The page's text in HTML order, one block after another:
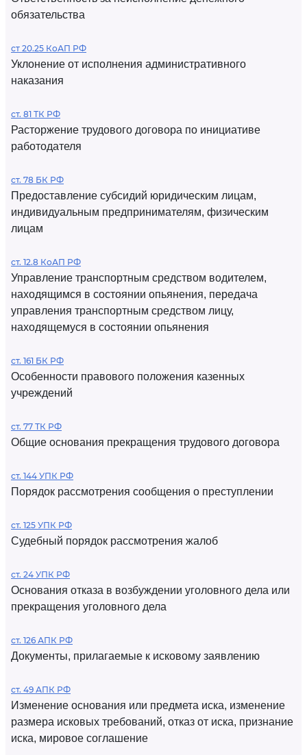
обязательства
ст 20.25 КоАП РФ
Уклонение от исполнения административного
наказания
ст. 81 ТК РФ
Расторжение трудового договора по инициативе
работодателя
ст. 78 БК РФ
Предоставление субсидий юридическим лицам,
индивидуальным предпринимателям, физическим
лицам
ст. 12.8 КоАП РФ
Управление транспортным средством водителем,
находящимся в состоянии опьянения, передача
управления транспортным средством лицу,
находящемуся в состоянии опьянения
ст. 161 БК РФ
Особенности правового положения казенных
учреждений
ст. 77 ТК РФ
Общие основания прекращения трудового договора
ст. 144 УПК РФ
Порядок рассмотрения сообщения о преступлении
ст. 125 УПК РФ
Судебный порядок рассмотрения жалоб
ст. 24 УПК РФ
Основания отказа в возбуждении уголовного дела или
прекращения уголовного дела
ст. 126 АПК РФ
Документы, прилагаемые к исковому заявлению
ст. 49 АПК РФ
Изменение основания или предмета иска, изменение
размера исковых требований, отказ от иска, признание
иска, мировое соглашение